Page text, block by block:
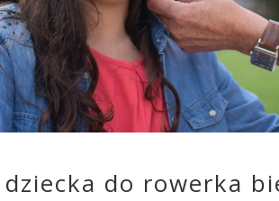
dziecka do rowerka